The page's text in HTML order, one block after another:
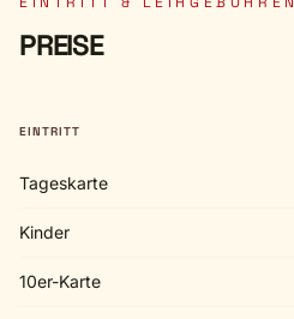
PREISE
EINTRITT
Tageskarte
Kinder
10er-Karte